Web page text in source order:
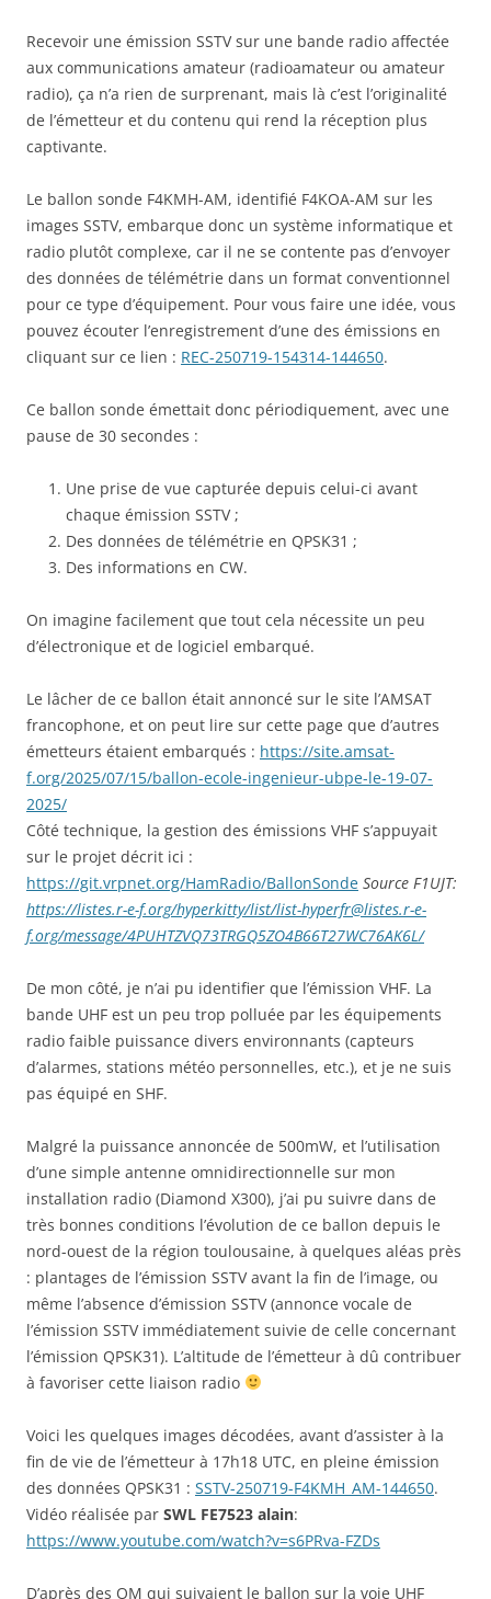
Recevoir une émission SSTV sur une bande radio affectée
aux communications amateur (radioamateur ou amateur
radio), ça n’a rien de surprenant, mais là c’est l’originalité
de l’émetteur et du contenu qui rend la réception plus
captivante.
Le ballon sonde F4KMH-AM, identifié F4KOA-AM sur les
images SSTV, embarque donc un système informatique et
radio plutôt complexe, car il ne se contente pas d’envoyer
des données de télémétrie dans un format conventionnel
pour ce type d’équipement. Pour vous faire une idée, vous
pouvez écouter l’enregistrement d’une des émissions en
cliquant sur ce lien : REC-250719-154314-144650.
Ce ballon sonde émettait donc périodiquement, avec une
pause de 30 secondes :
Une prise de vue capturée depuis celui-ci avant
chaque émission SSTV ;
Des données de télémétrie en QPSK31 ;
Des informations en CW.
On imagine facilement que tout cela nécessite un peu
d’électronique et de logiciel embarqué.
Le lâcher de ce ballon était annoncé sur le site l’AMSAT
francophone, et on peut lire sur cette page que d’autres
émetteurs étaient embarqués : https://site.amsat-
f.org/2025/07/15/ballon-ecole-ingenieur-ubpe-le-19-07-
2025/
Côté technique, la gestion des émissions VHF s’appuyait
sur le projet décrit ici :
https://git.vrpnet.org/HamRadio/BallonSonde Source F1UJT:
https://listes.r-e-f.org/hyperkitty/list/list-hyperfr@listes.r-e-
f.org/message/4PUHTZVQ73TRGQ5ZO4B66T27WC76AK6L/
De mon côté, je n’ai pu identifier que l’émission VHF. La
bande UHF est un peu trop polluée par les équipements
radio faible puissance divers environnants (capteurs
d’alarmes, stations météo personnelles, etc.), et je ne suis
pas équipé en SHF.
Malgré la puissance annoncée de 500mW, et l’utilisation
d’une simple antenne omnidirectionnelle sur mon
installation radio (Diamond X300), j’ai pu suivre dans de
très bonnes conditions l’évolution de ce ballon depuis le
nord-ouest de la région toulousaine, à quelques aléas près
: plantages de l’émission SSTV avant la fin de l’image, ou
même l’absence d’émission SSTV (annonce vocale de
l’émission SSTV immédiatement suivie de celle concernant
l’émission QPSK31). L’altitude de l’émetteur à dû contribuer
à favoriser cette liaison radio
Voici les quelques images décodées, avant d’assister à la
fin de vie de l’émetteur à 17h18 UTC, en pleine émission
des données QPSK31 : SSTV-250719-F4KMH_AM-144650.
Vidéo réalisée par SWL FE7523 alain:
https://www.youtube.com/watch?v=s6PRva-FZDs
D’après des OM qui suivaient le ballon sur la voie UHF